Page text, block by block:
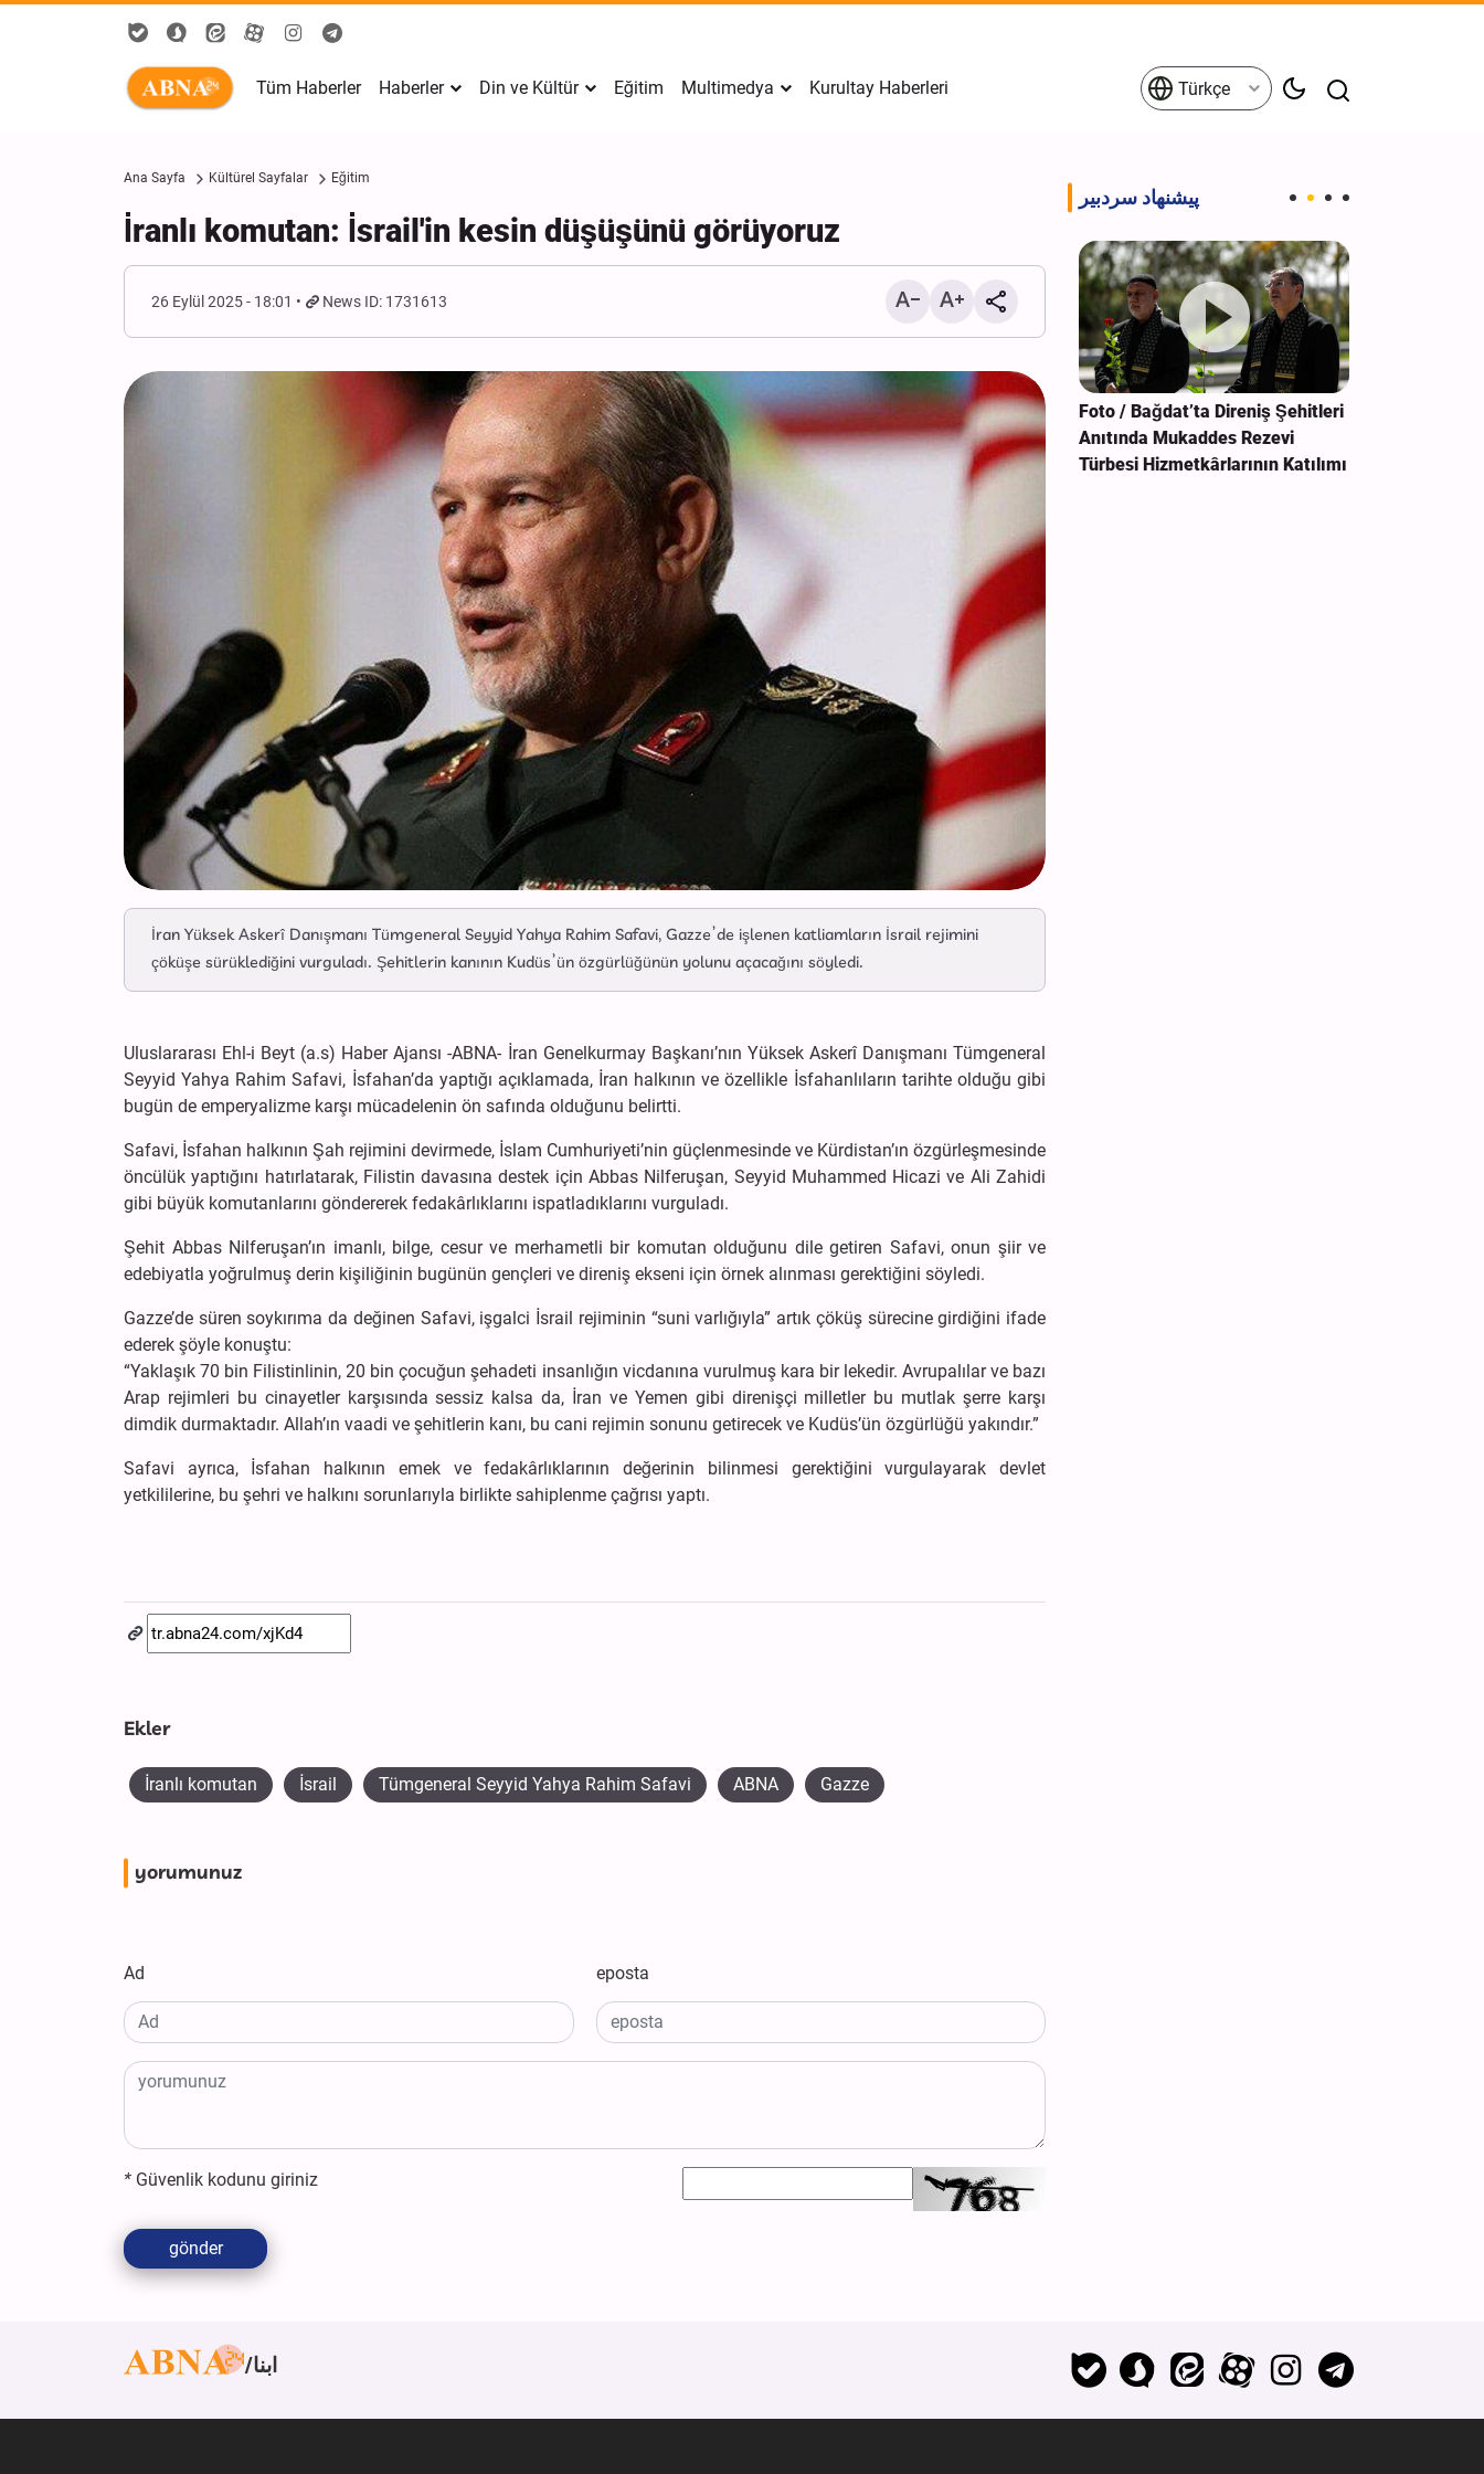
Tüm Haberler Haberler Din ve Kültür Eğitim Multimedya Kurultay Haberleri Türkçe
Ana Sayfa Kültürel Sayfalar Eğitim
İranlı komutan: İsrail'in kesin düşüşünü görüyoruz
26 Eylül 2025 - 18:01 News ID: 1731613
İran Yüksek Askerî Danışmanı Tümgeneral Seyyid Yahya Rahim Safavi, Gazze’de işlenen katliamların İsrail rejimini
çöküşe sürüklediğini vurguladı. Şehitlerin kanının Kudüs’ün özgürlüğünün yolunu açacağını söyledi.
Uluslararası Ehl-i Beyt (a.s) Haber Ajansı -ABNA- İran Genelkurmay Başkanı’nın Yüksek Askerî Danışmanı Tümgeneral
Seyyid Yahya Rahim Safavi, İsfahan’da yaptığı açıklamada, İran halkının ve özellikle İsfahanlıların tarihte olduğu gibi
bugün de emperyalizme karşı mücadelenin ön safında olduğunu belirtti.
Safavi, İsfahan halkının Şah rejimini devirmede, İslam Cumhuriyeti’nin güçlenmesinde ve Kürdistan’ın özgürleşmesinde
öncülük yaptığını hatırlatarak, Filistin davasına destek için Abbas Nilferuşan, Seyyid Muhammed Hicazi ve Ali Zahidi
gibi büyük komutanlarını göndererek fedakârlıklarını ispatladıklarını vurguladı.
Şehit Abbas Nilferuşan’ın imanlı, bilge, cesur ve merhametli bir komutan olduğunu dile getiren Safavi, onun şiir ve
edebiyatla yoğrulmuş derin kişiliğinin bugünün gençleri ve direniş ekseni için örnek alınması gerektiğini söyledi.
Gazze’de süren soykırıma da değinen Safavi, işgalci İsrail rejiminin “suni varlığıyla” artık çöküş sürecine girdiğini ifade
ederek şöyle konuştu:
“Yaklaşık 70 bin Filistinlinin, 20 bin çocuğun şehadeti insanlığın vicdanına vurulmuş kara bir lekedir. Avrupalılar ve bazı
Arap rejimleri bu cinayetler karşısında sessiz kalsa da, İran ve Yemen gibi direnişçi milletler bu mutlak şerre karşı
dimdik durmaktadır. Allah’ın vaadi ve şehitlerin kanı, bu cani rejimin sonunu getirecek ve Kudüs’ün özgürlüğü yakındır.”
Safavi ayrıca, İsfahan halkının emek ve fedakârlıklarının değerinin bilinmesi gerektiğini vurgulayarak devlet
yetkililerine, bu şehri ve halkını sorunlarıyla birlikte sahiplenme çağrısı yaptı.
Ekler
İranlı komutan İsrail Tümgeneral Seyyid Yahya Rahim Safavi ABNA Gazze
yorumunuz
Ad eposta
* Güvenlik kodunu giriniz
gönder
پیشنهاد سردبیر
İran’da Tekfirci Örgütlere Darbe: 4
Hücre Çökertildi, 15 Kişi
Gözaltına Alındı
Foto / İlam’da Hüseyni Erbain
Ziyaretçilerine Gece Gündüz
Hizmet Sunumu
Foto / Bağdat’ta Direniş Şehitleri
Anıtında Mukaddes Rezevi
Türbesi Hizmetkârlarının Katılımı
ابنا